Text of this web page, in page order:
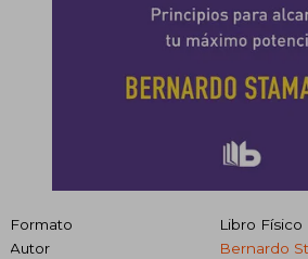
Formato
Libro Físico
Autor
Bernardo